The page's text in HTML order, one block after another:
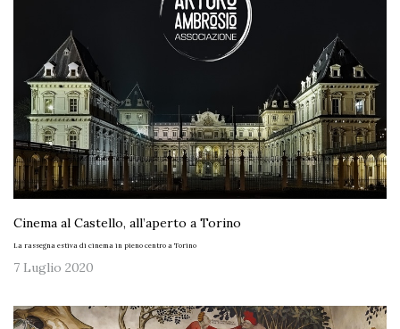
Cinema al Castello, all’aperto a Torino
La rassegna estiva di cinema in pieno centro a Torino
7 Luglio 2020